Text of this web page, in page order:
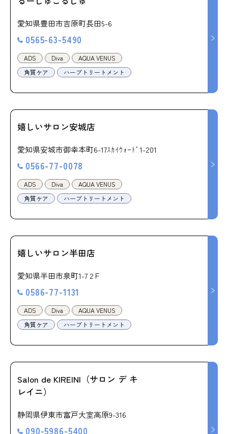
愛知県豊田市吉原町長田5-6
0565-63-5490
ADS Diva
AQUA VENUS
角質ケア
ハーブトリートメント
嬉しいサロン安城店
愛知県安城市御幸本町6-17ｽｶｲｳｫｰﾄﾞ1-201
0566-77-0078
ADS Diva
AQUA VENUS
角質ケア
ハーブトリートメント
嬉しいサロン半田店
愛知県半田市泉町1-7 2Ｆ
0586-77-1131
ADS Diva
AQUA VENUS
角質ケア
ハーブトリートメント
Salon de KIREINI（サロン デ キ
レイニ）
静岡県伊東市富戸大室高原9-316
090-5986-5400